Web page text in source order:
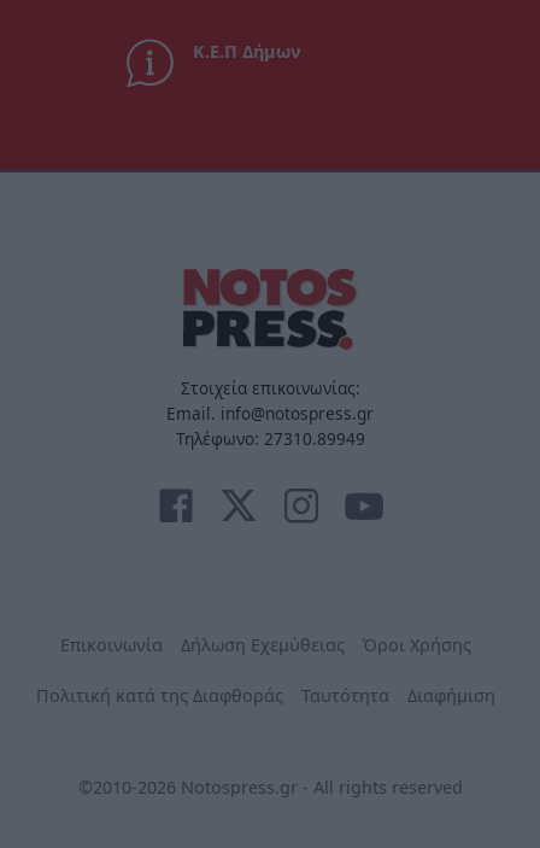
Κ.Ε.Π Δήμων
Στοιχεία επικοινωνίας:
Email. info@notospress.gr
Τηλέφωνο: 27310.89949
Επικοινωνία Δήλωση Εχεμύθειας Όροι Χρήσης
Πολιτική κατά της Διαφθοράς Ταυτότητα Διαφήμιση
©2010-2026 Notospress.gr - All rights reserved